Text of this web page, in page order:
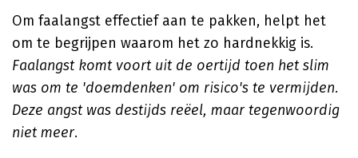
Om faalangst effectief aan te pakken, helpt het
om te begrijpen waarom het zo hardnekkig is.
Faalangst komt voort uit de oertijd toen het slim
was om te 'doemdenken' om risico's te vermijden.
Deze angst was destijds reëel, maar tegenwoordig
niet meer.